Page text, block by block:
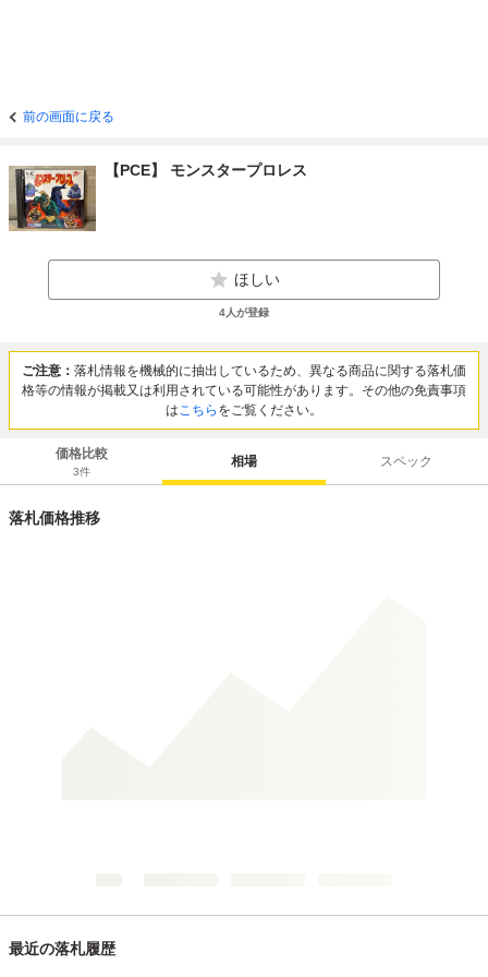
前の画面に戻る
【PCE】 モンスタープロレス
ほしい
4人が登録
ご注意： 落札情報を機械的に抽出しているため、異なる商品に関する落札価
格等の情報が掲載又は利用されている可能性があります。その他の免責事項
はこちら をご覧ください。
価格比較
3件
相場 スペック
落札価格推移
最近の落札履歴